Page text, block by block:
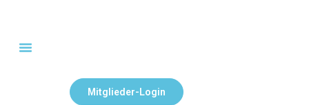
Mitglieder-Login